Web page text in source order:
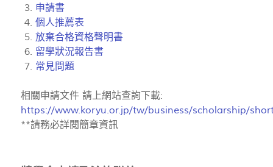
申請書
個人推薦表
放棄合格資格聲明書
留學狀況報告書
常見問題
相關申請文件 請上網站查詢下載:
https://www.koryu.or.jp/tw/business/scholarship/
**請務必詳閱簡章資訊